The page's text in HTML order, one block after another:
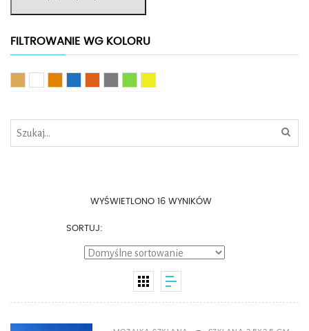
FILTROWANIE WG KOLORU
WYŚWIETLONO 16 WYNIKÓW
SORTUJ: